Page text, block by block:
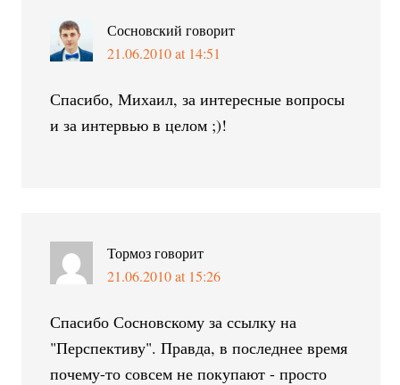
Сосновский говорит
21.06.2010 at 14:51
Спасибо, Михаил, за интересные вопросы
и за интервью в целом ;)!
Тормоз говорит
21.06.2010 at 15:26
Спасибо Сосновскому за ссылку на
"Перспективу". Правда, в последнее время
почему-то совсем не покупают - просто